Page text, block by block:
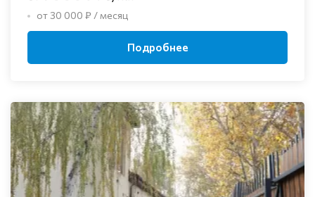
от 30 000 ₽ / месяц
Подробнее